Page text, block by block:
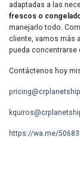
adaptadas a las
frescos o
manejarlo todo.
cliente, vamos más
pueda concentrarse
Contáctenos hoy
https://wa.me/